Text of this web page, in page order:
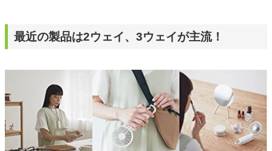
最近の製品は2ウェイ、3ウェイが主流！